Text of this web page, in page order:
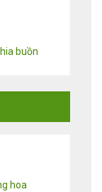
buồn
hoa